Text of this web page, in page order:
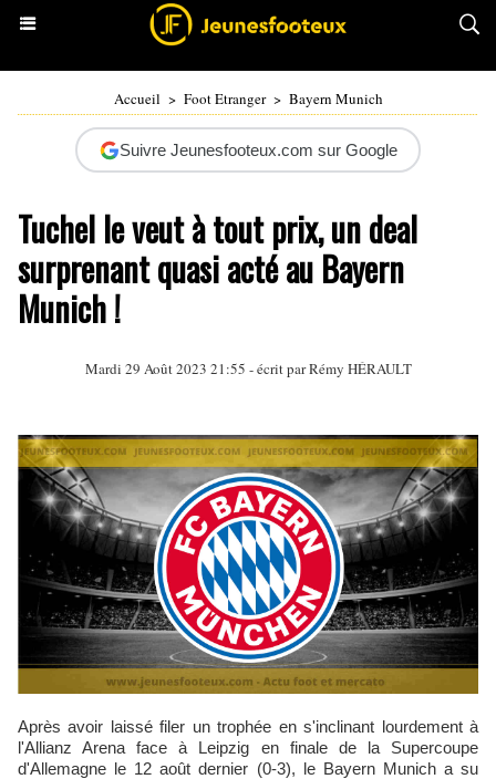
Accueil > Foot Etranger > Bayern Munich
Suivre Jeunesfooteux.com sur Google
Tuchel le veut à tout prix, un deal
surprenant quasi acté au Bayern
Munich !
Mardi 29 Août 2023 21:55 - écrit parRémy HÉRAULT
Après avoir laissé filer un trophée en s'inclinant lourdement à
l'Allianz Arena face à Leipzig en finale de la Supercoupe
d'Allemagne le 12 août dernier (0-3), le Bayern Munich a su